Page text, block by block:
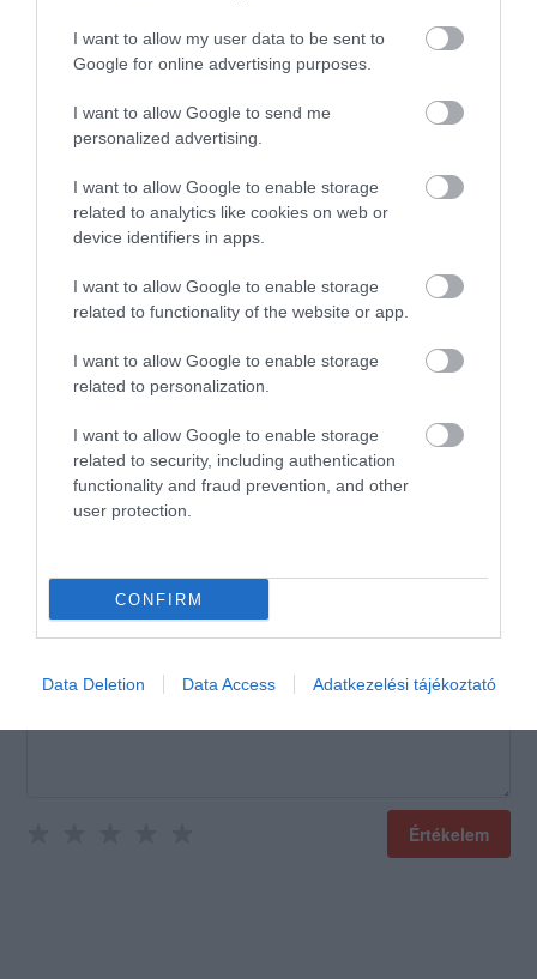
I want to allow my user data to be sent to
Google for online advertising purposes.
I want to allow Google to send me
personalized advertising.
I want to allow Google to enable storage
related to analytics like cookies on web or
device identifiers in apps.
I want to allow Google to enable storage
related to functionality of the website or app.
I want to allow Google to enable storage
related to personalization.
I want to allow Google to enable storage
related to security, including authentication
functionality and fraud prevention, and other
user protection.
CONFIRM
Data Deletion Data Access Adatkezelési tájékoztató
Tóthné Gál Rozália
2020. Július 14.
Ebédelni szeretnénk, sajnos
nem veszik fel a telefont.
Viszont nyitva van az étterem.
Szóval erről ennyit.
Mónika Messner
2020. Június 21.
pincérek nagyon kedvesek
Értékeld Te is!
Értékelem